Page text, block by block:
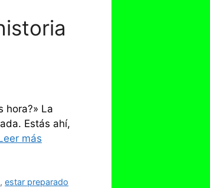
hora?» La
Estás ahí,
más
,estar preparado